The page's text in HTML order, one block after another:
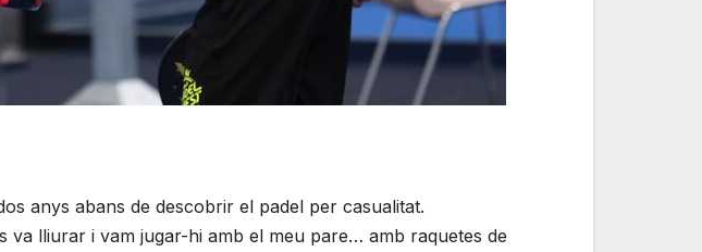
anys abans de descobrir el padel per casualitat.
va lliurar i vam jugar-hi amb el meu pare… amb raquetes de